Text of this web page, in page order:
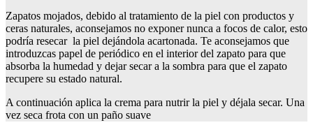
Zapatos mojados, debido al tratamiento de la piel con productos y
ceras naturales, aconsejamos no exponer nunca a focos de calor, esto
podría resecar la piel dejándola acartonada. Te aconsejamos que
introduzcas papel de periódico en el interior del zapato para que
absorba la humedad y dejar secar a la sombra para que el zapato
recupere su estado natural.
A continuación aplica la crema para nutrir la piel y déjala secar. Una
vez seca frota con un paño suave